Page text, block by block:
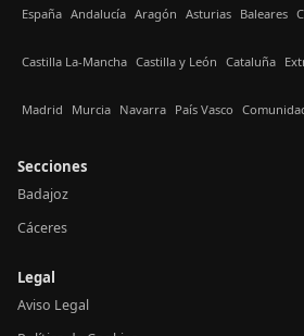
España Andalucía Aragón Asturias Baleares
Castilla La-Mancha Castilla y León Cataluña
Madrid Murcia Navarra País Vasco
Secciones
Badajoz
Cáceres
Legal
Aviso Legal